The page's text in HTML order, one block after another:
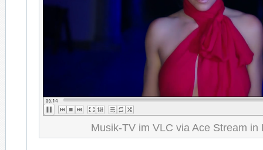
Mu­sik-TV im VLC via Ace Stream in